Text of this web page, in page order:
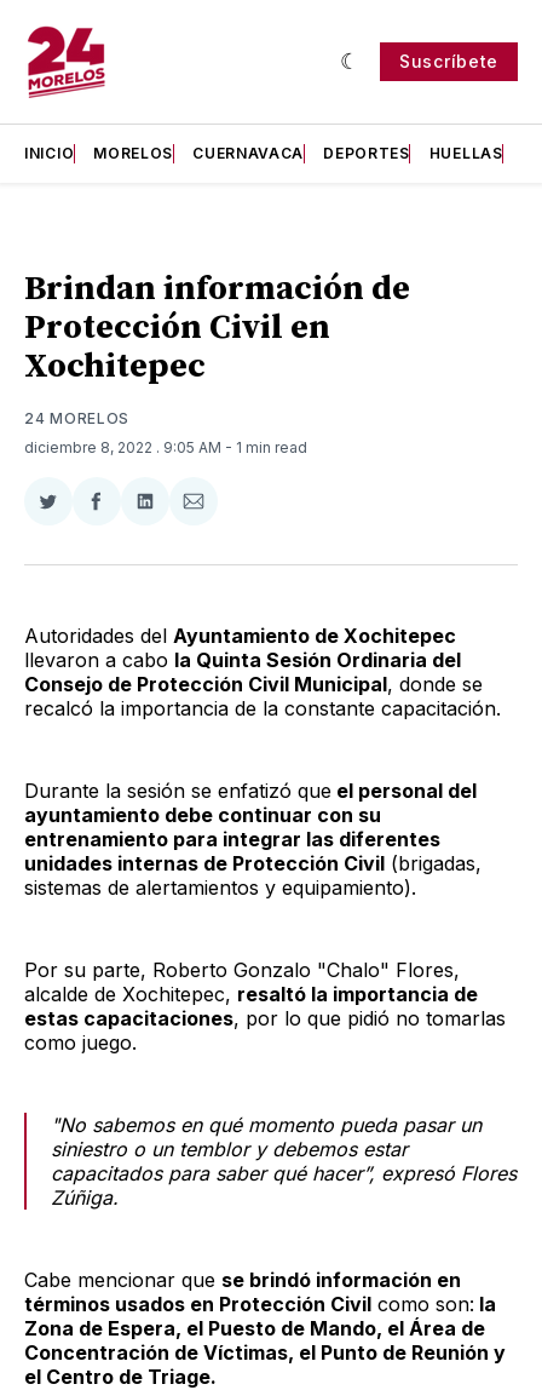
Suscríbete
INICIO MORELOS CUERNAVACA DEPORTES HUELLAS
Brindan información de
Protección Civil en
Xochitepec
24 MORELOS
diciembre 8, 2022 . 9:05 AM - 1 min read
Compartir
Twitter
Compartir
Facebook
Compartir
LinkedIn
Compartir
Email
Autoridades del Ayuntamiento de Xochitepec
llevaron a cabo la Quinta Sesión Ordinaria del
Consejo de Protección Civil Municipal, donde se
recalcó la importancia de la constante capacitación.
Durante la sesión se enfatizó que el personal del
ayuntamiento debe continuar con su
entrenamiento para integrar las diferentes
unidades internas de Protección Civil (brigadas,
sistemas de alertamientos y equipamiento).
Por su parte, Roberto Gonzalo "Chalo" Flores,
alcalde de Xochitepec, resaltó la importancia de
estas capacitaciones, por lo que pidió no tomarlas
como juego.
"No sabemos en qué momento pueda pasar un
siniestro o un temblor y debemos estar
capacitados para saber qué hacer”, expresó Flores
Zúñiga.
Cabe mencionar que se brindó información en
términos usados en Protección Civil como son: la
Zona de Espera, el Puesto de Mando, el Área de
Concentración de Víctimas, el Punto de Reunión y
el Centro de Triage.